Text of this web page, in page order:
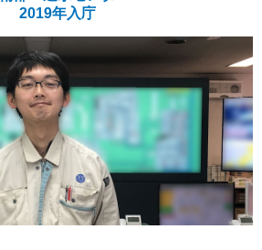
2019年入庁